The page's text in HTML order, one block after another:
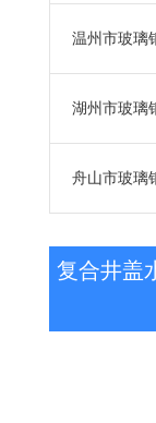
温州市玻璃
湖州市玻璃
舟山市玻璃
复合井盖